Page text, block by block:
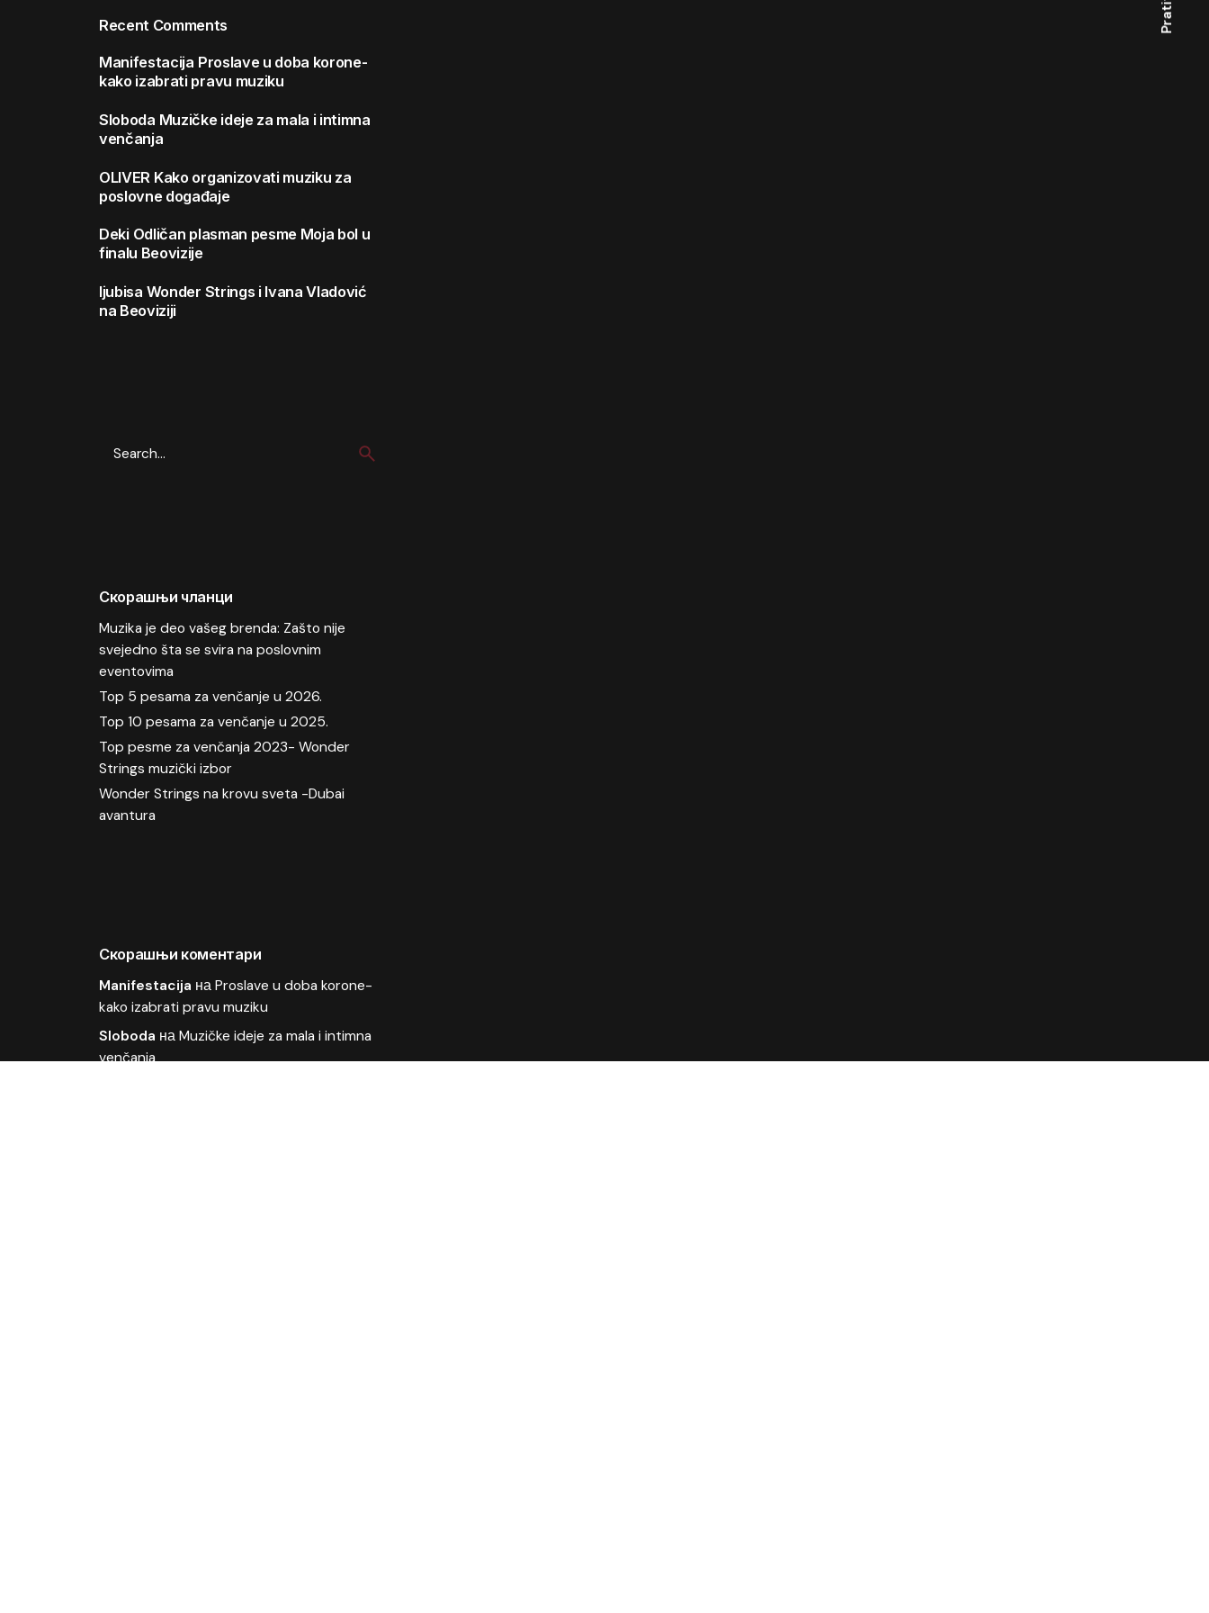
Recent Comments
Manifestacija Proslave u doba korone-
kako izabrati pravu muziku
Sloboda Muzičke ideje za mala i intimna
venčanja
OLIVER Kako organizovati muziku za
poslovne događaje
Deki Odličan plasman pesme Moja bol u
finalu Beovizije
ljubisa Wonder Strings i Ivana Vladović
na Beoviziji
for
Скорашњи чланци
Muzika je deo vašeg brenda: Zašto nije
svejedno šta se svira na poslovnim
eventovima
Top 5 pesama za venčanje u 2026.
Top 10 pesama za venčanje u 2025.
Top pesme za venčanja 2023- Wonder
Strings muzički izbor
Wonder Strings na krovu sveta -Dubai
avantura
Скорашњи коментари
Manifestacija наProslave u doba korone-
kako izabrati pravu muziku
Sloboda наMuzičke ideje za mala i intimna
venčanja